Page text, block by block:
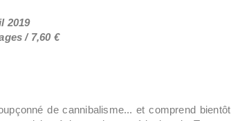
2019
/ 7,60 €
de cannibalisme... et comprend bientôt